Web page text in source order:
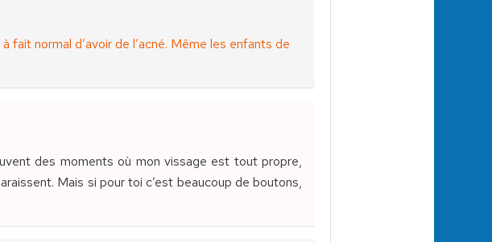
fait normal d’avoir de l’acné. Même les enfants de
des moments où mon vissage est tout propre,
Mais si pour toi c’est beaucoup de boutons,